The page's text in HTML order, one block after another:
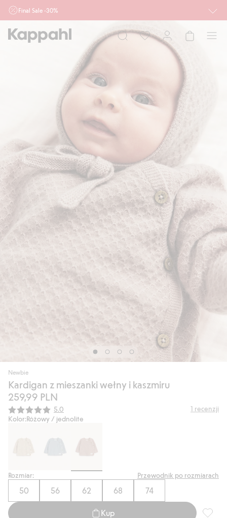
Final Sale -30%
działu outlet do 10.8 w sklepach Kappahl i Newbie oraz na kappahl.com. Ofert
nie łączymy
Mężczyzna
Niemowlę
Newbie
Kardigan z mieszanki wełny i kaszmiru
259,99 PLN
Średnia ocena:
5.0 1 recenzji
Kolor:Różowy / jednolite
Rozmiar: Przewodnik po rozmiarach
50 56 62 68 74
Kup